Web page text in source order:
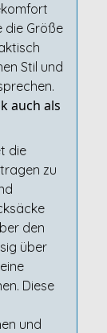
die Größe
Stil und
auch als
die
zu
den
über
Diese
und